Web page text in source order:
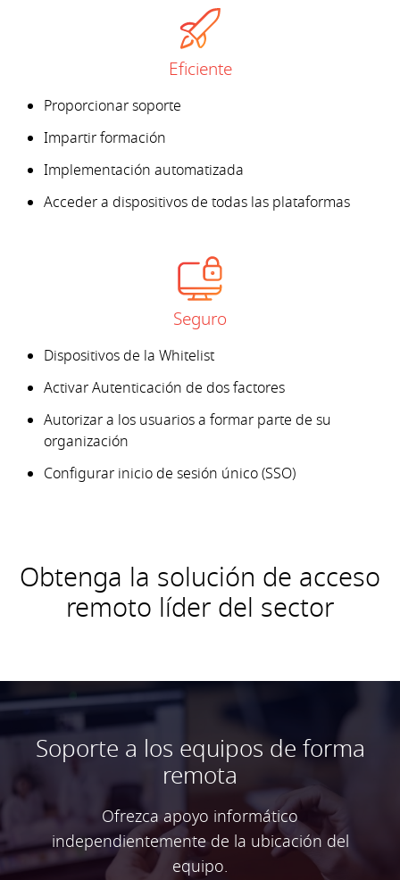
Eficiente
Proporcionar soporte
Impartir formación
Implementación automatizada
Acceder a dispositivos de todas las plataformas
Seguro
Dispositivos de la Whitelist
Activar Autenticación de dos factores
Autorizar a los usuarios a formar parte de su
organización
Configurar inicio de sesión único (SSO)
Obtenga la solución de acceso
remoto líder del sector
Soporte a los equipos de forma
remota
Ofrezca apoyo informático
independientemente de la ubicación del
equipo.